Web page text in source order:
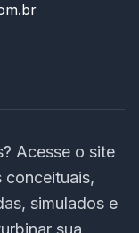
Acesse o site
conceituais,
simulados e